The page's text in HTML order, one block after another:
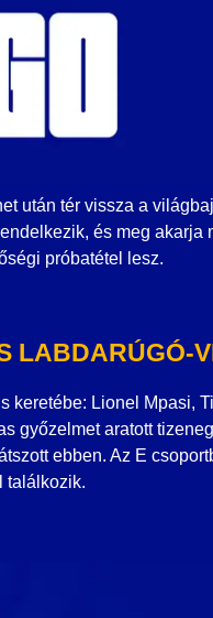
után tér vissza a
és meg akarja
próbatétel lesz.
LABDARÚGÓ-
keretébe: Lionel Mpasi,
győzelmet aratott
ebben. Az E
találkozik.